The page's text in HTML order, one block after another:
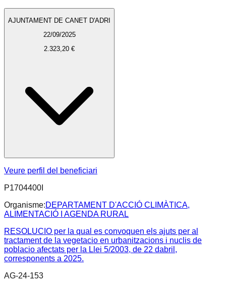
AJUNTAMENT DE CANET D'ADRI
22/09/2025
2.323,20 €
Veure perfil del beneficiari
P1704400I
Organisme:DEPARTAMENT D'ACCIÓ CLIMÀTICA,
ALIMENTACIÓ I AGENDA RURAL
RESOLUCIO per la qual es convoquen els ajuts per al
tractament de la vegetacio en urbanitzacions i nuclis de
poblacio afectats per la Llei 5/2003, de 22 dabril,
corresponents a 2025.
AG-24-153